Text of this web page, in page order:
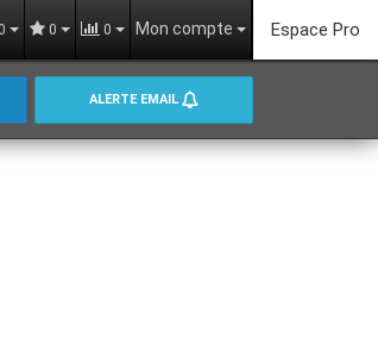
0 0 Mon compte Espace Pro
ALERTE EMAIL